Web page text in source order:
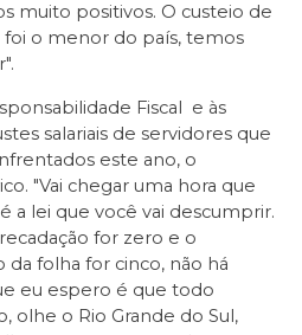
muito positivos. O custeio de
foi o menor do país, temos
Fiscal e às
salariais de servidores que
este ano, o
"Vai chegar uma hora que
a lei que você vai descumprir.
for zero e o
folha for cinco, não há
eu espero é que todo
olhe o Rio Grande do Sul,